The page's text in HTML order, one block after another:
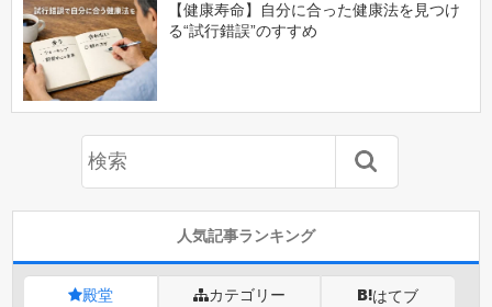
【健康寿命】自分に合った健康法を見つけ
る“試行錯誤”のすすめ
人気記事ランキング
殿堂 カテゴリー はてブ